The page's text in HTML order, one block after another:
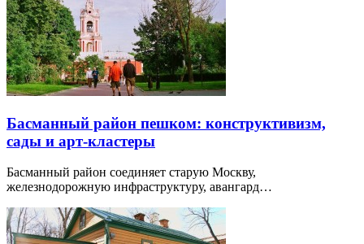
Басманный район пешком: конструктивизм,
сады и арт-кластеры
Басманный район соединяет старую Москву,
железнодорожную инфраструктуру, авангард…